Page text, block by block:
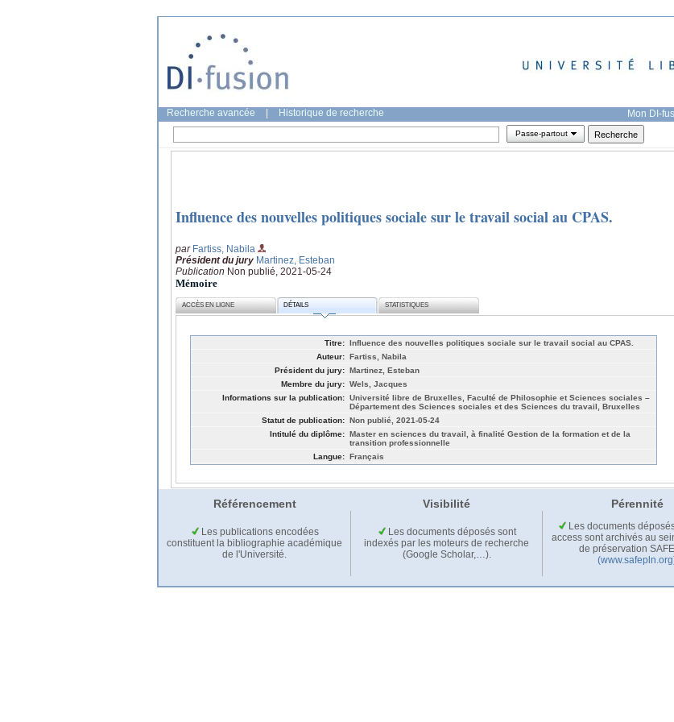
Recherche avancée Historique de recherche Mon DI-
Passe-partout
Influence des nouvelles politiques sociale sur le travail social au CPAS.
par Fartiss, Nabila
Président du jury Martinez, Esteban
Publication Non publié, 2021-05-24
Mémoire
ACCÈS EN LIGNE DÉTAILS STATISTIQUES
Titre: Influence des nouvelles politiques sociale sur le travail social au CPAS.
Auteur: Fartiss, Nabila
Président du jury: Martinez, Esteban
Membre du jury: Wels, Jacques
Informations sur la publication: Université libre de Bruxelles, Faculté de Philosophie et Sciences sociales –
Département des Sciences sociales et des Sciences du travail, Bruxelles
Statut de publication: Non publié, 2021-05-24
Intitulé du diplôme: Master en sciences du travail, à finalité Gestion de la formation et de la
transition professionnelle
Langue: Français
Référencement Visibilité Pérennité
Les publications encodées
constituent la bibliographie académique
de l'Université.
Les documents déposés sont
indexés par les moteurs de recherche
(Google Scholar,…).
Les documents
access sont archivés au
de préservation